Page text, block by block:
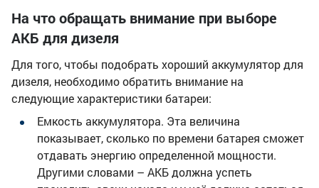
На что обращать внимание при выборе
АКБ для дизеля
Для того, чтобы подобрать хороший аккумулятор для
дизеля, необходимо обратить внимание на
следующие характеристики батареи:
Емкость аккумулятора. Эта величина
показывает, сколько по времени батарея сможет
отдавать энергию определенной мощности.
Другими словами – АКБ должна успеть